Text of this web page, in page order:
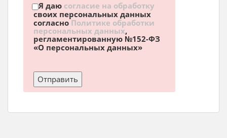
Я даю согласие на обработку
своих персональных данных
согласноПолитике обработки
персональных данных,
регламентированную №152-ФЗ
«О персональных данных»